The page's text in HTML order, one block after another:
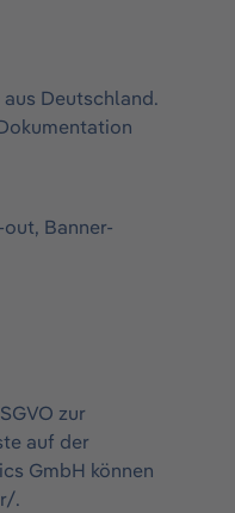
Deutschland.
Banner-
zur
auf der
GmbH können
.